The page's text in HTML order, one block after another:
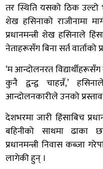
तर स्थिति यसको ठिक उल्टो
शेख हसिनाको राजीनामा
प्रधानमन्त्री शेख हसिनाले
नेताहरूसँग बिना सर्त वार्ताको
‘म आन्दोलनरत
कुनै द्वन्द्व चाहन्नँ,’
आन्दोलनकारीले उनको
देशभरमा जारी हिंसाबिच
बहिनीको साथमा ढाका
प्रधानमन्त्री निवास कब्जा
लागेकी हुन् ।